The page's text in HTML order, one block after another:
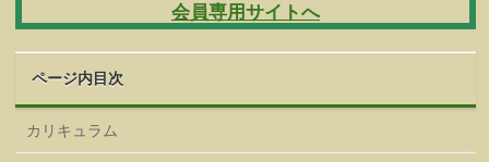
会員専用サイトへ
ページ内目次
カリキュラム